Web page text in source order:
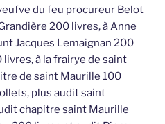
du feu procureur Belot
200 livres, à Anne
Jacques Lemaignan 200
à la frairye de saint
de saint Maurille 100
plus audit saint
chapitre saint Maurille